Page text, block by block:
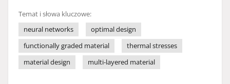
Temat i słowa kluczowe:
neural networks
optimal design
functionally graded material
thermal stresses
material design
multi-layered material